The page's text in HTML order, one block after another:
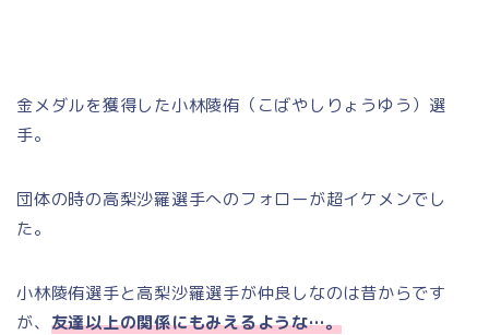
金メダルを獲得した小林陵侑（こばやしりょうゆう）選
手。
団体の時の高梨沙羅選手へのフォローが超イケメンでし
た。
小林陵侑選手と高梨沙羅選手が仲良しなのは昔からです
が、 友達以上の関係にもみえるような…。